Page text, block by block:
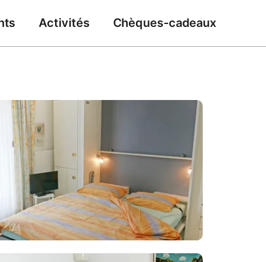
Activités Chèques-cadeaux